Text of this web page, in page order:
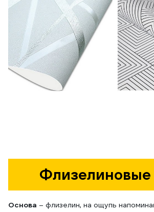
Флизелиновые
Основа – флизелин, на ощупь